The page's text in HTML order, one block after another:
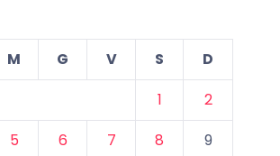
M G V S
D
1
2
5 6 7 8
9